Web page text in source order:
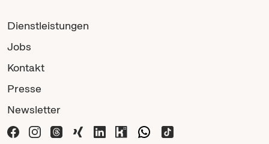
Dienstleistungen
Jobs
Kontakt
Presse
Newsletter